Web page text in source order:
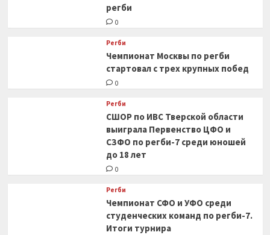
регби
0
Регби
Чемпионат Москвы по регби
стартовал с трех крупных побед
0
Регби
СШОР по ИВС Тверской области
выиграла Первенство ЦФО и
СЗФО по регби-7 среди юношей
до 18 лет
0
Регби
Чемпионат СФО и УФО среди
студенческих команд по регби-7.
Итоги турнира